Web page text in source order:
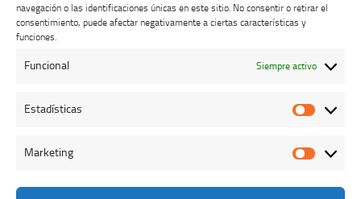
navegación o las identificaciones únicas en este sitio. No consentir o retirar el
consentimiento, puede afectar negativamente a ciertas características y
funciones.
Funcional Siempre activo
Estadísticas
Marketing
Buzón de dudas, quejas y sugerencias